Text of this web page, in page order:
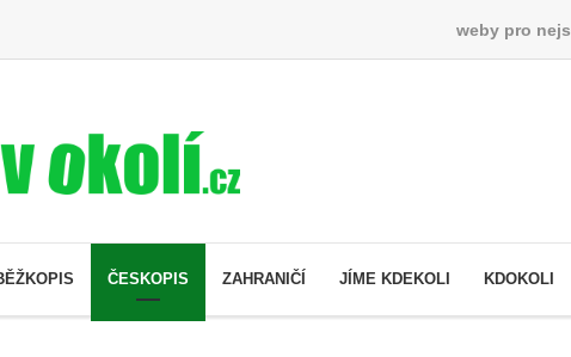
weby pro
ČESKOPIS ZAHRANIČÍ JÍME KDEKOLI KDOKOLI